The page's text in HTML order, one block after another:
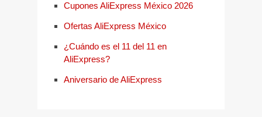
Cupones AliExpress México 2026
Ofertas AliExpress México
¿Cuándo es el 11 del 11 en
AliExpress?
Aniversario de AliExpress